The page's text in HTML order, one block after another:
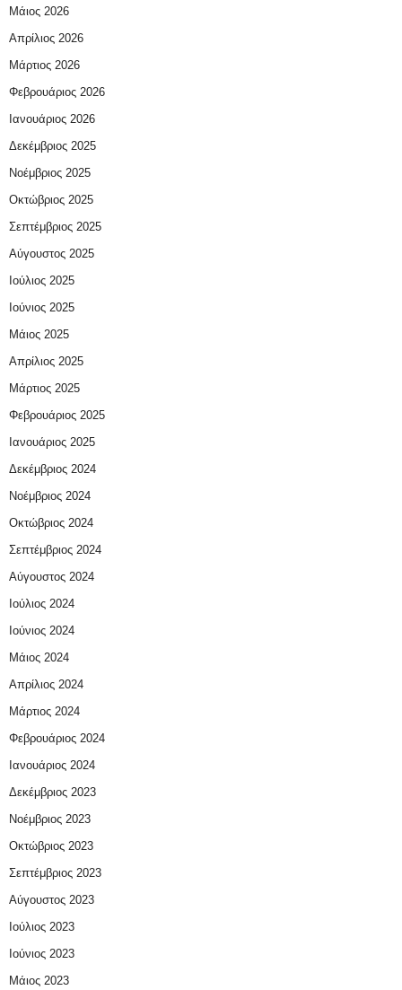
Μάιος 2026
Απρίλιος 2026
Μάρτιος 2026
Φεβρουάριος 2026
Ιανουάριος 2026
Δεκέμβριος 2025
Νοέμβριος 2025
Οκτώβριος 2025
Σεπτέμβριος 2025
Αύγουστος 2025
Ιούλιος 2025
Ιούνιος 2025
Μάιος 2025
Απρίλιος 2025
Μάρτιος 2025
Φεβρουάριος 2025
Ιανουάριος 2025
Δεκέμβριος 2024
Νοέμβριος 2024
Οκτώβριος 2024
Σεπτέμβριος 2024
Αύγουστος 2024
Ιούλιος 2024
Ιούνιος 2024
Μάιος 2024
Απρίλιος 2024
Μάρτιος 2024
Φεβρουάριος 2024
Ιανουάριος 2024
Δεκέμβριος 2023
Νοέμβριος 2023
Οκτώβριος 2023
Σεπτέμβριος 2023
Αύγουστος 2023
Ιούλιος 2023
Ιούνιος 2023
Μάιος 2023